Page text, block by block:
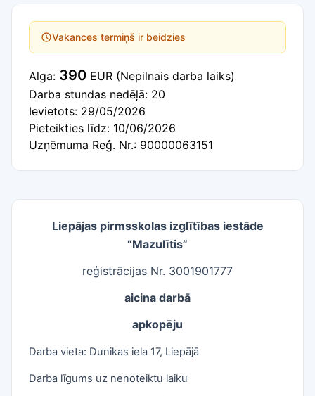
Liepājas pirmsskolas izglītības iestāde
“Mazulītis”
reģistrācijas Nr. 3001901777
aicina darbā
apkopēju
Darba vieta: Dunikas iela 17, Liepājā
Darba līgums uz nenoteiktu laiku
Vakances termiņš ir beidzies
Alga: 390 EUR (Nepilnais darba laiks)
Darba stundas nedēļā: 20
Ievietots: 29/05/2026
Pieteikties līdz: 10/06/2026
Uzņēmuma Reģ. Nr.: 90000063151